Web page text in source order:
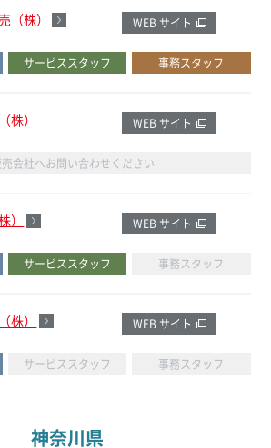
（株）
サービススタッフ 事務スタッフ
WEB サイト
株）
売会社へお問い合わせください
WEB サイト
）
サービススタッフ 事務スタッフ
WEB サイト
株）
サービススタッフ 事務スタッフ
WEB サイト
神奈川県